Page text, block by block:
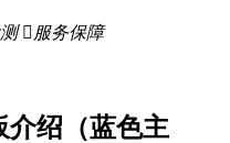
 服务保障
介绍（蓝色主